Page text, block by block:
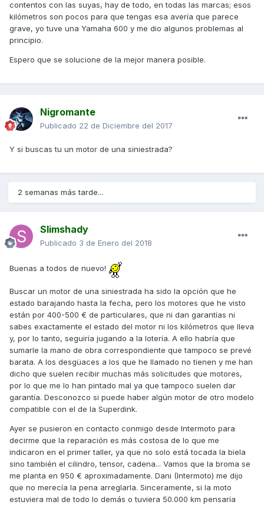
contentos con las suyas, hay de todo, en todas las marcas; esos
kilómetros son pocos para que tengas esa avería que parece
grave, yo tuve una Yamaha 600 y me dio algunos problemas al
principio.
Espero que se solucione de la mejor manera posible.
Nigromante
Publicado 22 de Diciembre del 2017
Y si buscas tu un motor de una siniestrada?
2 semanas más tarde...
Slimshady
Publicado 3 de Enero del 2018
Buenas a todos de nuevo!
Buscar un motor de una siniestrada ha sido la opción que he
estado barajando hasta la fecha, pero los motores que he visto
están por 400-500 € de particulares, que ni dan garantías ni
sabes exactamente el estado del motor ni los kilómetros que lleva
y, por lo tanto, seguiría jugando a la lotería. A ello habría que
sumarle la mano de obra correspondiente que tampoco se prevé
barata. A los desgüaces a los que he llamado no tienen y me han
dicho que suelen recibir muchas más solicitudes que motores,
por lo que me lo han pintado mal ya que tampoco suelen dar
garantía. Desconozco si puede haber algún motor de otro modelo
compatible con el de la Superdink.
Ayer se pusieron en contacto conmigo desde Intermoto para
decirme que la reparación es más costosa de lo que me
indicaron en el primer taller, ya que no solo está tocada la biela
sino también el cilindro, tensor, cadena... Vamos que la broma se
me planta en 950 € aproximadamente. Dani (Intermoto) me dijo
que no merecía la pena arreglarla. Sinceramente, si la moto
estuviera mal de todo lo demás o tuviera 50.000 km pensaría